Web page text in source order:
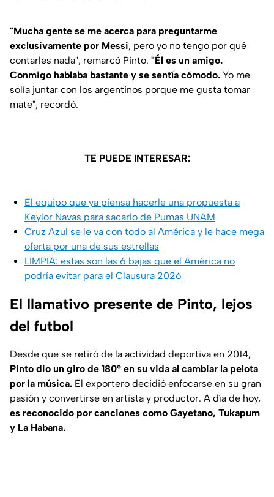
"Mucha gente se me acerca para preguntarme
exclusivamente por Messi, pero yo no tengo por qué
contarles nada", remarcó Pinto. "Él es un amigo.
Conmigo hablaba bastante y se sentía cómodo. Yo me
solía juntar con los argentinos porque me gusta tomar
mate", recordó.
TE PUEDE INTERESAR:
El equipo que ya piensa hacerle una propuesta a
Keylor Navas para sacarlo de Pumas UNAM
Cruz Azul se le va con todo al América y le hace mega
oferta por una de sus estrellas
LIMPIA: estas son las 6 bajas que el América no
podría evitar para el Clausura 2026
El llamativo presente de Pinto, lejos
del futbol
Desde que se retiró de la actividad deportiva en 2014,
Pinto dio un giro de 180° en su vida al cambiar la pelota
por la música. El exportero decidió enfocarse en su gran
pasión y convertirse en artista y productor. A día de hoy,
es reconocido por canciones como Gayetano, Tukapum
y La Habana.